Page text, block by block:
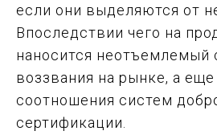
если они выделяются от
Впоследствии чего на
наносится неотъемлемый
воззвания на рынке, а
соотношения систем
сертификации.